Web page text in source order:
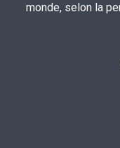
monde, selon la